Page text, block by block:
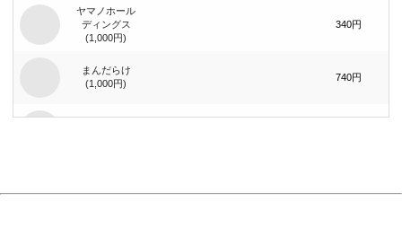
ヤマノホール
ディングス
(1,000円)
340円
まんだらけ
(1,000円)
740円
ハウス）(1,000